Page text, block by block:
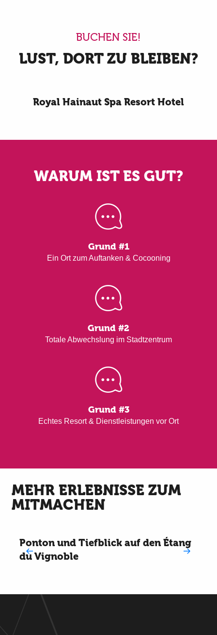
BUCHEN SIE!
LUST, DORT ZU BLEIBEN?
Royal Hainaut Spa Resort Hotel
WARUM IST ES GUT?
Grund #1
Ein Ort zum Auftanken & Cocooning
Grund #2
Totale Abwechslung im Stadtzentrum
Grund #3
Echtes Resort & Dienstleistungen vor Ort
MEHR ERLEBNISSE ZUM
MITMACHEN
Ponton und Tiefblick auf den Étang
du Vignoble